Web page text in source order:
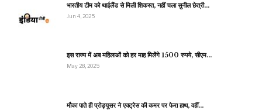
भारतीय टीम को थाईलैंड से मिली शिकस्त, नहीं चला सुनील छेत्री…
Jun 4, 2025
इस राज्य में अब महिलाओं को हर माह मिलेंगे 1500 रुपये, सीएम…
May 28, 2025
मौका पाते ही प्रोड्यूसर ने एक्ट्रेस की कमर पर फेरा हाथ, वहीं…